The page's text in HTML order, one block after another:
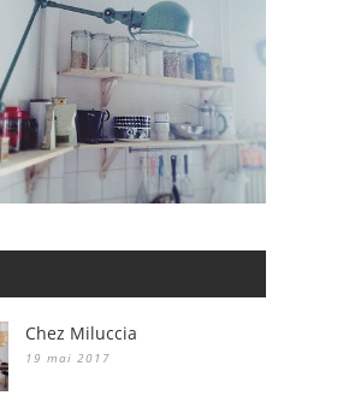
Chez Miluccia
19 mai 2017